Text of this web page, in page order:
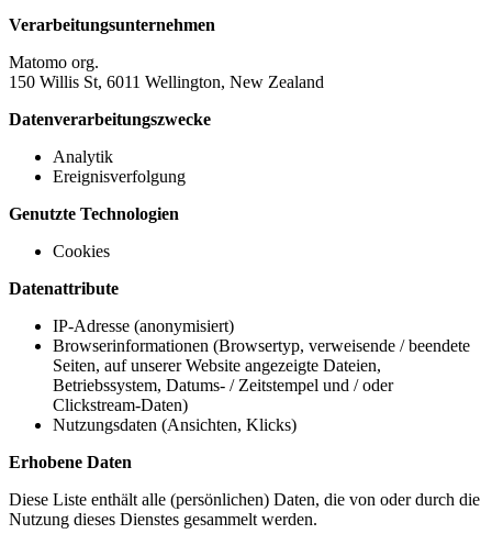
Verarbeitungsunternehmen
Matomo org.
150 Willis St, 6011 Wellington, New Zealand
Datenverarbeitungszwecke
Analytik
Ereignisverfolgung
Genutzte Technologien
Cookies
Datenattribute
IP-Adresse (anonymisiert)
Browserinformationen (Browsertyp, verweisende / beendete
Seiten, auf unserer Website angezeigte Dateien,
Betriebssystem, Datums- / Zeitstempel und / oder
Clickstream-Daten)
Nutzungsdaten (Ansichten, Klicks)
Erhobene Daten
Diese Liste enthält alle (persönlichen) Daten, die von oder durch die
Nutzung dieses Dienstes gesammelt werden.